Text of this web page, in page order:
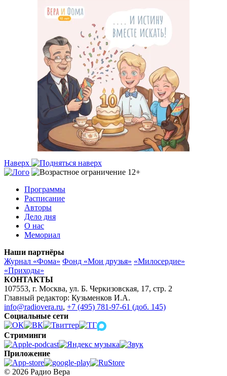
Наверх
Программы
Расписание
Авторы
Дело дня
О нас
Мемориал
Наши партнёры
Журнал «Фома» Фонд «Мои друзья» «Милосердие»
«Приходы»
КОНТАКТЫ
107553, г. Москва, ул. Б. Черкизовская, 17, стр. 2
Главный редактор: Кузьменков И.А.
info@radiovera.ru, +7 (495) 781-97-61 (доб. 145)
Социальные сети
Стриминги
Приложение
© 2026 Радио Вера